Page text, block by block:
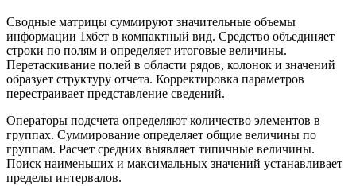
Сводные матрицы суммируют значительные объемы
информации 1хбет в компактный вид. Средство объединяет
строки по полям и определяет итоговые величины.
Перетаскивание полей в области рядов, колонок и значений
образует структуру отчета. Корректировка параметров
перестраивает представление сведений.
Операторы подсчета определяют количество элементов в
группах. Суммирование определяет общие величины по
группам. Расчет средних выявляет типичные величины.
Поиск наименьших и максимальных значений устанавливает
пределы интервалов.